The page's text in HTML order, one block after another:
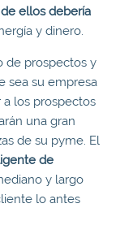
ellos debería
y dinero.
de prospectos y
sea su empresa
a los prospectos
una gran
de su pyme. El
de
y largo
lo antes